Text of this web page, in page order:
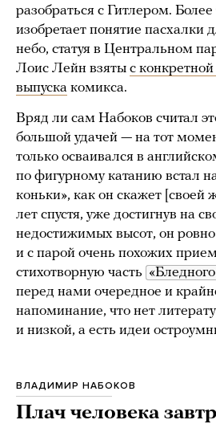
разобраться с Гитлером. Более
изобретает понятие пасхалки
небо, статуя в Центральном
Лоис Лейн взяты с
выпуска комикса.
Вряд ли сам Набоков считал
большой удачей — на тот
только осваивался в
по фигурному катанию встал
коньки», как он скажет [своей
лет спустя, уже достигнув на
недостижимых высот, он
и с парой очень похожих
стихотворную часть
перед нами очередное и
напоминание, что нет
и низкой, а есть идеи
ВЛАДИМИР НАБОКОВ
Плач человека